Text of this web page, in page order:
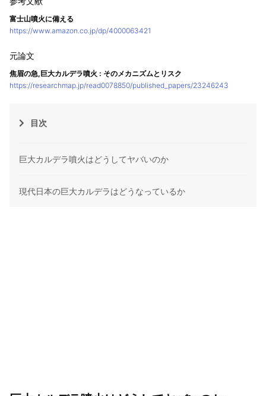
富士山噴火に備える
https://www.amazon.co.jp/dp/4000063421
焦眉の急,巨大カルデラ噴火 : そのメカニズムとリスク
https://researchmap.jp/read0078850/published_papers/23246243
目次
巨大カルデラ噴火はどうしてヤバいのか
現代日本の巨大カルデラはどうなっているか